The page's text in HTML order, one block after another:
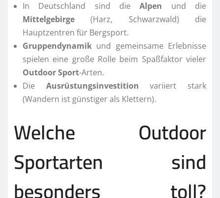
In Deutschland sind dieAlpen und die
Mittelgebirge (Harz, Schwarzwald) die
Hauptzentren für Bergsport.
Gruppendynamik und gemeinsame Erlebnisse
spielen eine große Rolle beim Spaßfaktor vieler
Outdoor Sport-Arten.
Die Ausrüstungsinvestition variiert stark
(Wandern ist günstiger als Klettern).
Welche Outdoor
Sportarten sind